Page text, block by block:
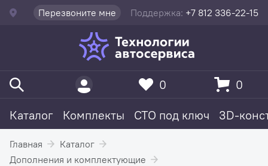
Перезвоните мне Поддержка: +7 812 336-22-15
Каталог Комплекты СТО под ключ 3D-
0 0
Главная
Каталог
Дополнения и комплектующие